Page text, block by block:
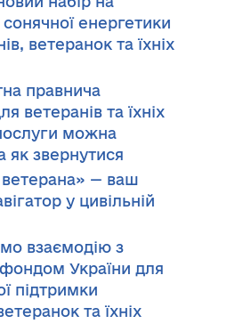
сонячної енергетики
ветеранок та їхніх
правнича
ветеранів та їхніх
можна
як звернутися
ветерана» — ваш
у цивільній
взаємодію з
України для
підтримки
та їхніх